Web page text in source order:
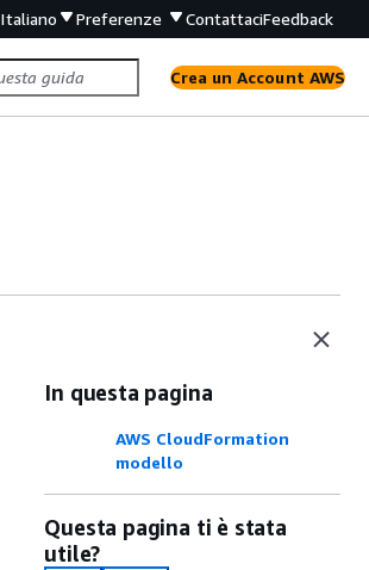
Italiano Preferenze ContattaciFeedback
Crea un Account AWS
In questa pagina
AWS CloudFormation
modello
Questa pagina ti è stata
utile?